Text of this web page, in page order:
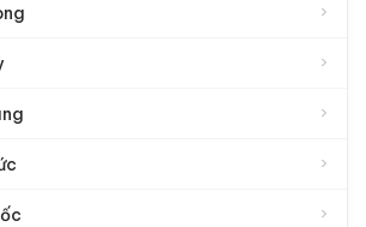
›
›
›
›
›